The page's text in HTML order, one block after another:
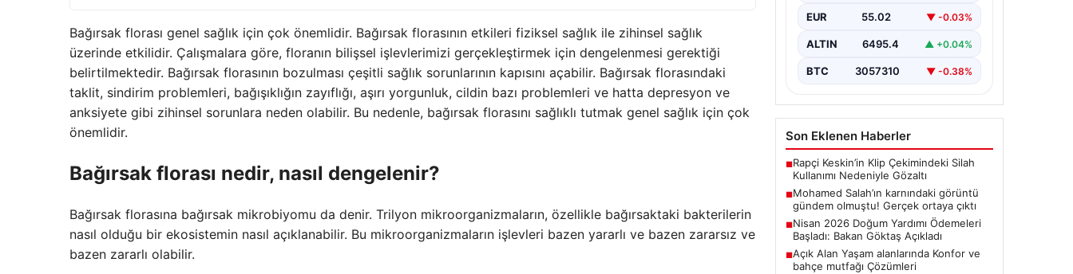
Bağırsak florası genel sağlık için çok önemlidir. Bağırsak florasının etkileri fiziksel sağlık ile zihinsel sağlık
üzerinde etkilidir. Çalışmalara göre, floranın bilişsel işlevlerimizi gerçekleştirmek için dengelenmesi gerektiği
belirtilmektedir. Bağırsak florasının bozulması çeşitli sağlık sorunlarının kapısını açabilir. Bağırsak florasındaki
taklit, sindirim problemleri, bağışıklığın zayıflığı, aşırı yorgunluk, cildin bazı problemleri ve hatta depresyon ve
anksiyete gibi zihinsel sorunlara neden olabilir. Bu nedenle, bağırsak florasını sağlıklı tutmak genel sağlık için çok
önemlidir.
Bağırsak florası nedir, nasıl dengelenir?
Bağırsak florasına bağırsak mikrobiyomu da denir. Trilyon mikroorganizmaların, özellikle bağırsaktaki bakterilerin
nasıl olduğu bir ekosistemin nasıl açıklanabilir. Bu mikroorganizmaların işlevleri bazen yararlı ve bazen zararsız ve
bazen zararlı olabilir.
EUR 55.02 ▼ -0.03%
ALTIN 6495.4 ▲ +0.04%
BTC 3057310 ▼ -0.38%
Son Eklenen Haberler
■Rapçi Keskin’in Klip Çekimindeki Silah
Kullanımı Nedeniyle Gözaltı
■Mohamed Salah’ın karnındaki görüntü
gündem olmuştu! Gerçek ortaya çıktı
■Nisan 2026 Doğum Yardımı Ödemeleri
Başladı: Bakan Göktaş Açıkladı
■Açık Alan Yaşam alanlarında Konfor ve
bahçe mutfağı Çözümleri